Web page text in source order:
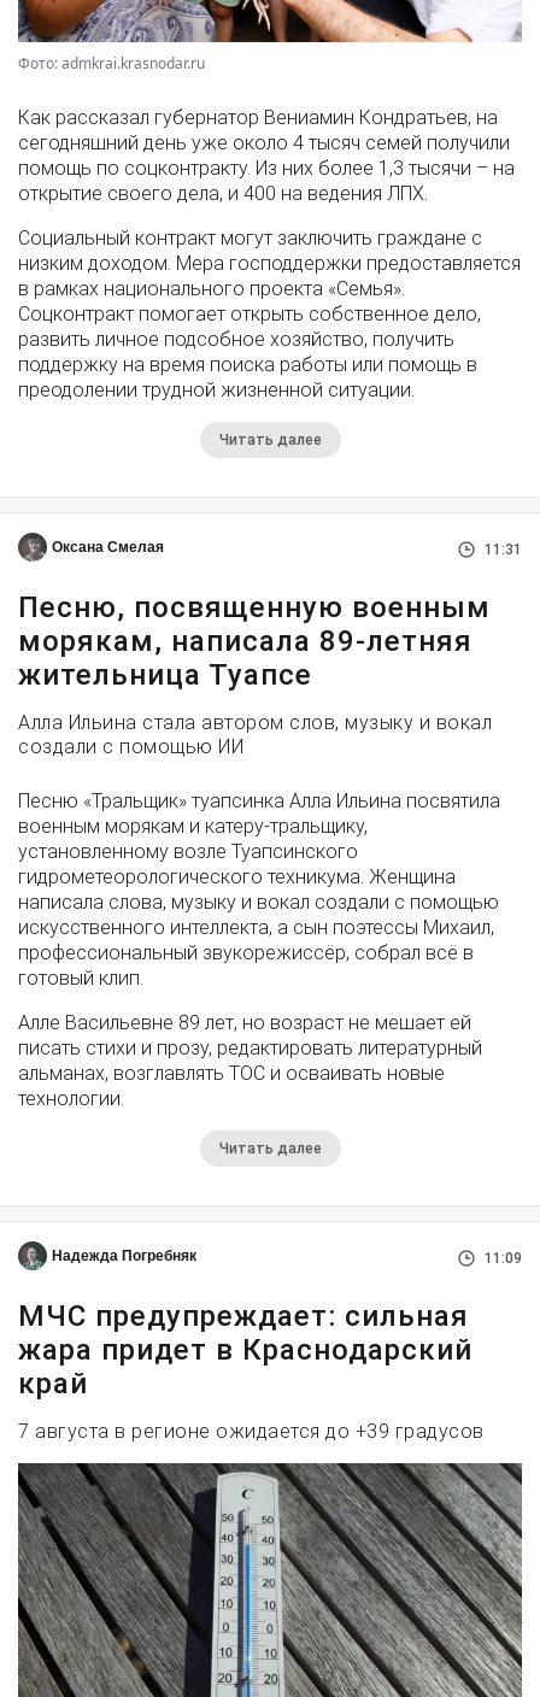
Фото: admkrai.krasnodar.ru
Как рассказал губернатор Вениамин Кондратьев, на
сегодняшний день уже около 4 тысяч семей получили
помощь по соцконтракту. Из них более 1,3 тысячи – на
открытие своего дела, и 400 на ведения ЛПХ.
Социальный контракт могут заключить граждане с
низким доходом. Мера господдержки предоставляется
в рамках национального проекта «Семья».
Соцконтракт помогает открыть собственное дело,
развить личное подсобное хозяйство, получить
поддержку на время поиска работы или помощь в
преодолении трудной жизненной ситуации.
Читать далее
Оксана Смелая 11:31
Песню, посвященную военным
морякам, написала 89-летняя
жительница Туапсе
Алла Ильина стала автором слов, музыку и вокал
создали с помощью ИИ
Песню «Тральщик» туапсинка Алла Ильина посвятила
военным морякам и катеру-тральщику,
установленному возле Туапсинского
гидрометеорологического техникума. Женщина
написала слова, музыку и вокал создали с помощью
искусственного интеллекта, а сын поэтессы Михаил,
профессиональный звукорежиссёр, собрал всё в
готовый клип.
Алле Васильевне 89 лет, но возраст не мешает ей
писать стихи и прозу, редактировать литературный
альманах, возглавлять ТОС и осваивать новые
технологии.
Читать далее
Надежда Погребняк 11:09
МЧС предупреждает: сильная
жара придет в Краснодарский
край
7 августа в регионе ожидается до +39 градусов